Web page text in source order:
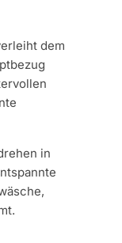
dem
in